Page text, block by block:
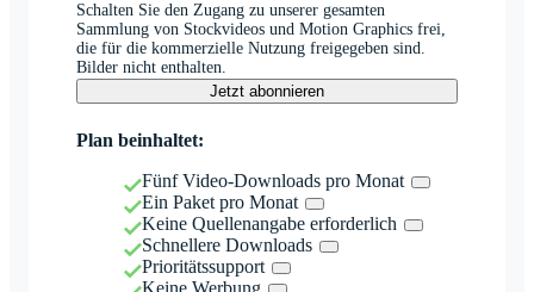
Schalten Sie den Zugang zu unserer gesamten
Sammlung von Stockvideos und Motion Graphics frei,
die für die kommerzielle Nutzung freigegeben sind.
Bilder nicht enthalten.
Jetzt abonnieren
Plan beinhaltet:
Fünf Video-Downloads pro Monat
Ein Paket pro Monat
Keine Quellenangabe erforderlich
Schnellere Downloads
Prioritätssupport
Keine Werbung